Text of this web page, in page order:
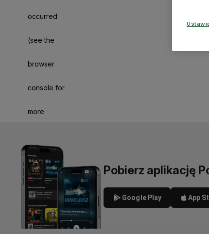
occurred
(see the
browser
console for
more
Pobierz aplikację
Google Play App